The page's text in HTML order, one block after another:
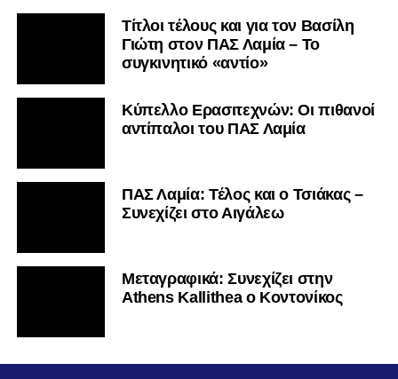
Τίτλοι τέλους και για τον Βασίλη
Γιώτη στον ΠΑΣ Λαμία – Το
συγκινητικό «αντίο»
Κύπελλο Ερασιτεχνών: Οι πιθανοί
αντίπαλοι του ΠΑΣ Λαμία
ΠΑΣ Λαμία: Τέλος και ο Τσιάκας –
Συνεχίζει στο Αιγάλεω
Mεταγραφικά: Συνεχίζει στην
Athens Kallithea ο Κοντονίκος